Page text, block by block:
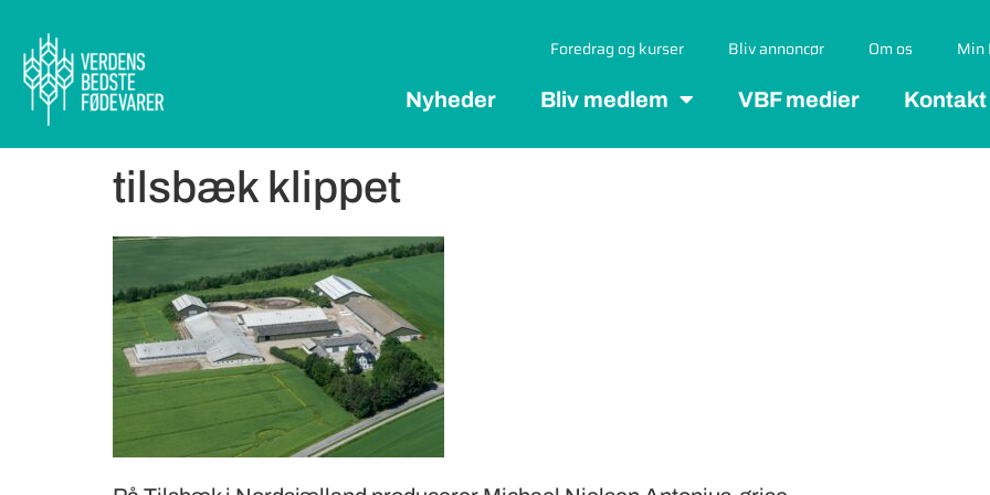
Foredrag og kurser Bliv annoncør Om os Min
Nyheder Bliv medlem VBF medier Kontakt
tilsbæk klippet